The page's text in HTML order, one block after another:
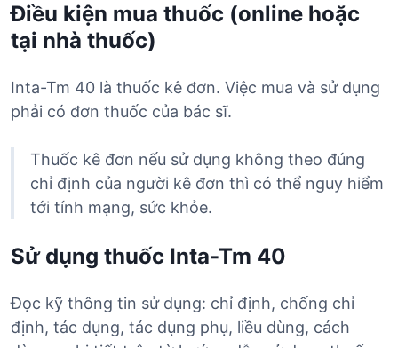
Điều kiện mua thuốc (online hoặc
tại nhà thuốc)
Inta-Tm 40 là thuốc kê đơn. Việc mua và sử dụng
phải có đơn thuốc của bác sĩ.
Thuốc kê đơn nếu sử dụng không theo đúng
chỉ định của người kê đơn thì có thể nguy hiểm
tới tính mạng, sức khỏe.
Sử dụng thuốc Inta-Tm 40
Đọc kỹ thông tin sử dụng: chỉ định, chống chỉ
định, tác dụng, tác dụng phụ, liều dùng, cách